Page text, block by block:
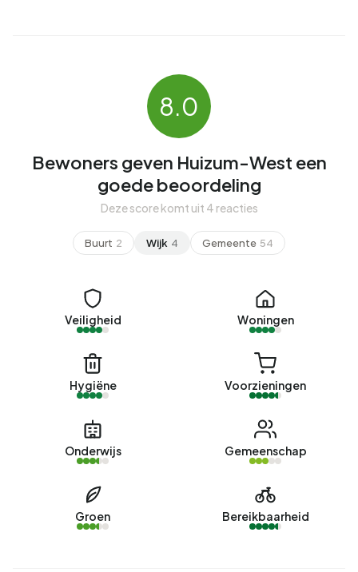
8.0
Bewoners geven Huizum-West een
goede beoordeling
Deze score komt uit 4 reacties
Buurt 2 Wijk 4 Gemeente 54
Veiligheid Woningen
Hygiëne Voorzieningen
Onderwijs Gemeenschap
Groen Bereikbaarheid